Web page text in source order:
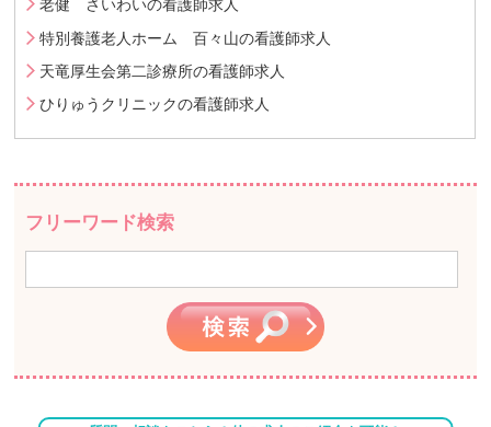
老健 さいわいの看護師求人
特別養護老人ホーム 百々山の看護師求人
天竜厚生会第二診療所の看護師求人
ひりゅうクリニックの看護師求人
フリーワード検索